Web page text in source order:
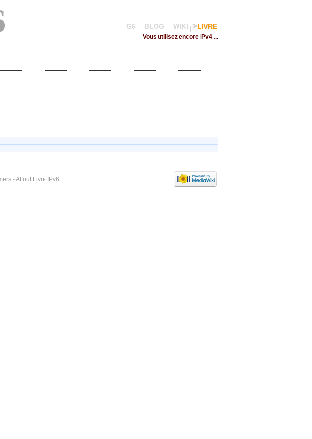
G6 BLOG WIKI LIVRE
Vous utilisez encore IPv4 ...
-About Livre IPv6